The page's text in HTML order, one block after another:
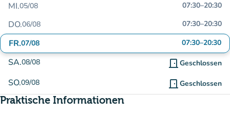
MI.05/08 07:30–20:30
DO.06/08 07:30–20:30
FR.07/08 07:30–20:30
SA.08/08 door_front Geschlossen
SO.09/08 door_front Geschlossen
Praktische Informationen